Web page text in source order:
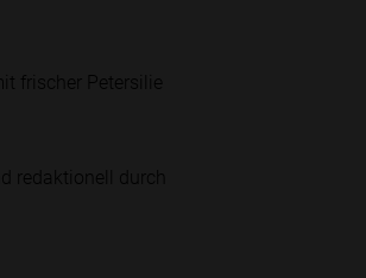
frischer Petersilie
redaktionell durch